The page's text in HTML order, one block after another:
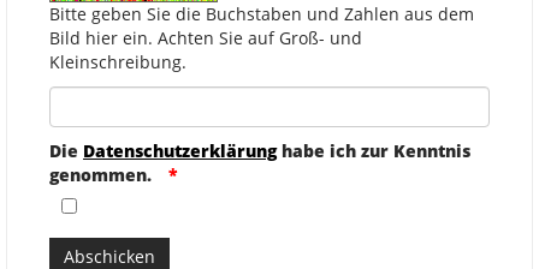
Bitte geben Sie die Buchstaben und Zahlen aus dem
Bild hier ein. Achten Sie auf Groß- und
Kleinschreibung.
Die Datenschutzerklärunghabe ich zur Kenntnis
genommen.
Abschicken